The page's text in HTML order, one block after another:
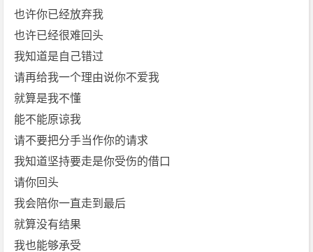
也许你已经放弃我
也许已经很难回头
我知道是自己错过
请再给我一个理由说你不爱我
就算是我不懂
能不能原谅我
请不要把分手当作你的请求
我知道坚持要走是你受伤的借口
请你回头
我会陪你一直走到最后
就算没有结果
我也能够承受